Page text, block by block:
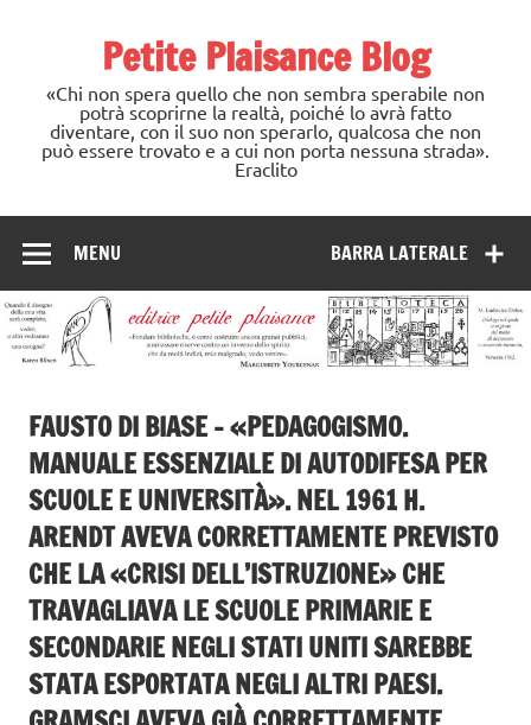
Petite Plaisance Blog
«Chi non spera quello che non sembra sperabile non
potrà scoprirne la realtà, poiché lo avrà fatto
diventare, con il suo non sperarlo, qualcosa che non
può essere trovato e a cui non porta nessuna strada».
Eraclito
BARRA LATERALE
MENU
FAUSTO DI BIASE – «PEDAGOGISMO.
MANUALE ESSENZIALE DI AUTODIFESA PER
SCUOLE E UNIVERSITÀ». NEL 1961 H.
ARENDT AVEVA CORRETTAMENTE PREVISTO
CHE LA «CRISI DELL’ISTRUZIONE» CHE
TRAVAGLIAVA LE SCUOLE PRIMARIE E
SECONDARIE NEGLI STATI UNITI SAREBBE
STATA ESPORTATA NEGLI ALTRI PAESI.